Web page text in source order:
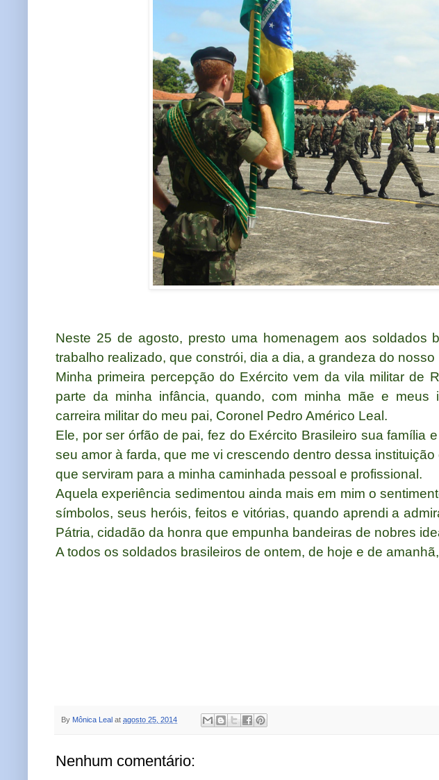
Neste 25 de agosto, presto uma homenagem aos soldados
trabalho realizado, que constrói, dia a dia, a grandeza do nosso
Minha primeira percepção do Exército vem da vila militar de
parte da minha infância, quando, com minha mãe e meus
carreira militar do meu pai, Coronel Pedro Américo Leal.
Ele, por ser órfão de pai, fez do Exército Brasileiro sua família
seu amor à farda, que me vi crescendo dentro dessa
que serviram para a minha caminhada pessoal e profissional.
Aquela experiência sedimentou ainda mais em mim o
símbolos, seus heróis, feitos e vitórias, quando aprendi a
Pátria, cidadão da honra que empunha bandeiras de nobres
A todos os soldados brasileiros de ontem, de hoje e de
By Mônica Leal at agosto 25, 2014
Nenhum comentário: